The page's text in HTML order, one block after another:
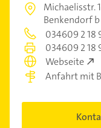
Michaelisstr.
Benkendorf
034609 2 18
034609 2 18
Webseite
Anfahrt mit